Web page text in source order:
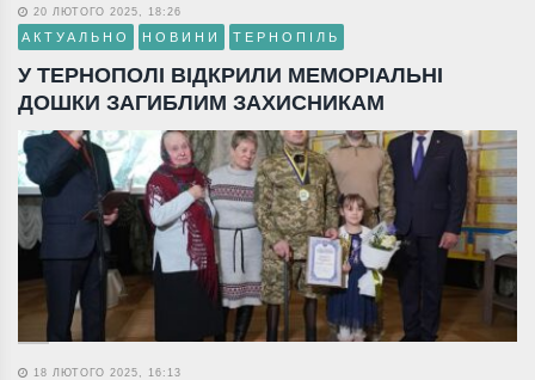
20 ЛЮТОГО 2025, 18:26
АКТУАЛЬНО НОВИНИ ТЕРНОПІЛЬ
У ТЕРНОПОЛІ ВІДКРИЛИ МЕМОРІАЛЬНІ
ДОШКИ ЗАГИБЛИМ ЗАХИСНИКАМ
18 ЛЮТОГО 2025, 16:13